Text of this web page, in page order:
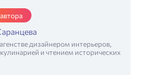
дизайнером интерьеров,
и чтением исторических